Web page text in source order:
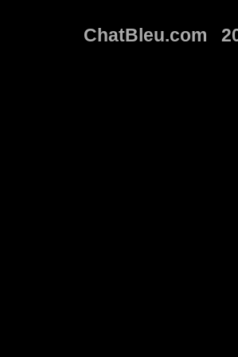
ChatBleu.com